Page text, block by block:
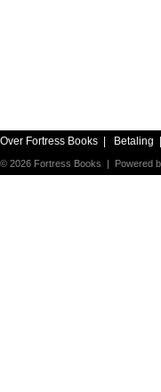
Over Fortress Books Betaling
© 2026 Fortress Books | Powered